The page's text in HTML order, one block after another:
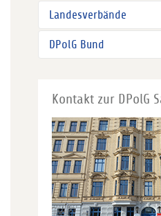
Landesverbände
DPolG Bund
Kontakt zur DPolG